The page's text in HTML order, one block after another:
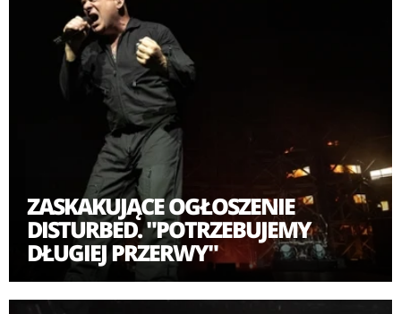
koncie siedem studyjnych albumów. Zadebiutował
płytą "The Sickness" w 2000 roku. Kolejne studyjne
krążki to “Believe" (2002 r.), “Ten Thousand Fists (2005
r.), “Indestructible" (2008 r.), “Asylum" (2010),
“Immortalized" (2015 r.) i “Evolution" (2018 r.).
Łączna sprzedaż wszystkich albumów wynosi do dziś
kilkanaście milionów kopii. Druga studyjna płyta, jako
pierwsza w dyskografii Disturbed, szturmem zdobyła 1.
miejsce na liście Billboard 200. Później jeszcze trzy
albumy Amerykanów powtórzyły ten wyczyn.
ZASKAKUJĄCE OGŁOSZENIE
DISTURBED. "POTRZEBUJEMY
DŁUGIEJ PRZERWY"